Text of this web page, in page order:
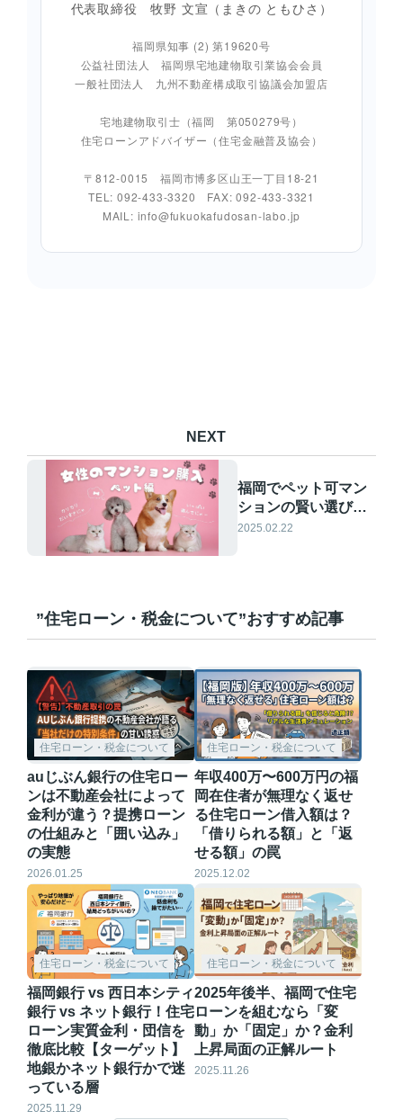
代表取締役 牧野 文宣（まきの ともひさ）
福岡県知事 (2) 第19620号
公益社団法人 福岡県宅地建物取引業協会会員
一般社団法人 九州不動産構成取引協議会加盟店
宅地建物取引士（福岡 第050279号）
住宅ローンアドバイザー（住宅金融普及協会）
〒812-0015 福岡市博多区山王一丁目18-21
TEL: 092-433-3320 FAX: 092-433-3321
MAIL: info@fukuokafudosan-labo.jp
NEXT
福岡でペット可マン
ションの賢い選び方
の秘訣とは？単身女
2025.02.22
”住宅ローン・税金について”おすすめ記事
住宅ローン・税金について
auじぶん銀行の住宅ロー
ンは不動産会社によって
金利が違う？提携ローン
の仕組みと「囲い込み」
の実態
2026.01.25
住宅ローン・税金について
年収400万〜600万円の福
岡在住者が無理なく返せ
る住宅ローン借入額は？
「借りられる額」と「返
せる額」の罠
2025.12.02
住宅ローン・税金について
福岡銀行 vs 西日本シティ
銀行 vs ネット銀行！住宅
ローン実質金利・団信を
徹底比較【ターゲット】
地銀かネット銀行かで迷
っている層
2025.11.29
住宅ローン・税金について
2025年後半、福岡で住宅
ローンを組むなら「変
動」か「固定」か？金利
上昇局面の正解ルート
2025.11.26